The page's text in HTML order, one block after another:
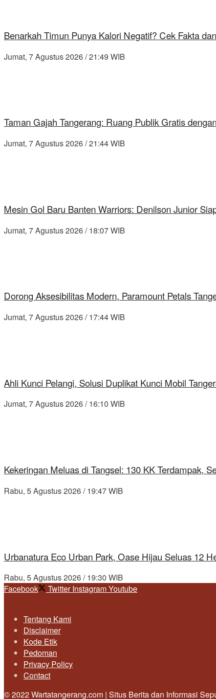
Benarkah Timun Punya Kalori Negatif? Cek Fakta
Jumat, 7 Agustus 2026 / 21:49 WIB
Taman Gajah Tangerang: Ruang Publik Gratis
Jumat, 7 Agustus 2026 / 21:44 WIB
Mesin Gol Baru Banten Warriors: Denilson Junior
Jumat, 7 Agustus 2026 / 18:07 WIB
Dorong Aksesibilitas Modern, Paramount Petals
Jumat, 7 Agustus 2026 / 17:44 WIB
Ahli Kunci Pelangi, Solusi Duplikat Kunci Mobil
Jumat, 7 Agustus 2026 / 16:10 WIB
Kekeringan Meluas di Tangsel: 130 KK Terdampak,
Rabu, 5 Agustus 2026 / 19:47 WIB
Urbanatura Eco Urban Park, Oase Hijau Seluas 12
Rabu, 5 Agustus 2026 / 19:30 WIB
Facebook
Twitter InstagramYoutube
Tentang Kami
Disclaimer
Kode Etik
Pedoman
Privacy Policy
Contact
© 2022 Wartatangerang.com | Situs Berita dan Informasi